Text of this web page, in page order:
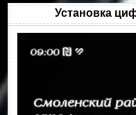
Установка